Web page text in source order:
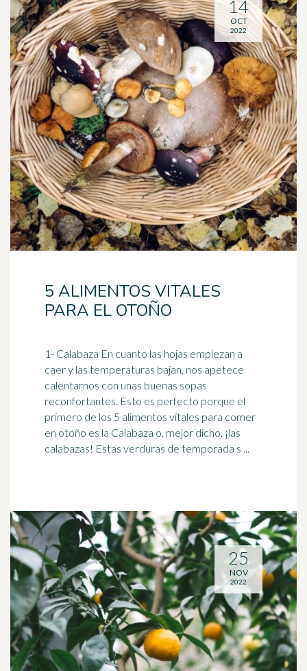
5 ALIMENTOS VITALES
PARA EL OTOÑO
1- Calabaza En cuanto las hojas empiezan a
caer y las temperaturas bajan, nos apetece
calentarnos con unas buenas sopas
reconfortantes. Esto es perfecto porque el
primero de los 5 alimentos vitales para comer
en otoño es la Calabaza o, mejor dicho, ¡las
calabazas! Estas verduras de temporada s ...
14
OCT
2022
25
NOV
2022